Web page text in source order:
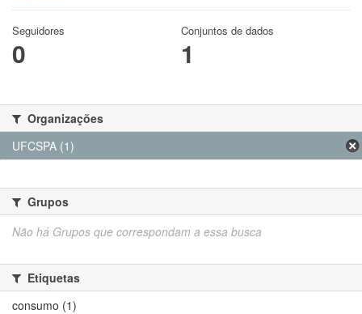
Seguidores
0
Conjuntos de dados
1
Organizações
UFCSPA (1)
Grupos
Não há Grupos que correspondam a essa busca
Etiquetas
consumo (1)